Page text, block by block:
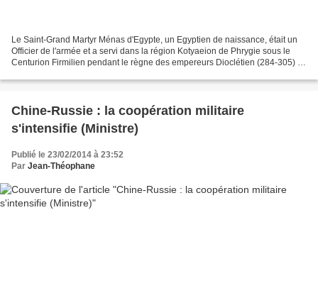
Le Saint-Grand Martyr Ménas d'Egypte, un Egyptien de naissance, était un
Officier de l'armée et a servi dans la région Kotyaeion de Phrygie sous le
Centurion Firmilien pendant le règne des empereurs Dioclétien (284-305) et
Chine-Russie : la coopération militaire
s'intensifie (Ministre)
Publié le 23/02/2014 à 23:52
Par Jean-Théophane